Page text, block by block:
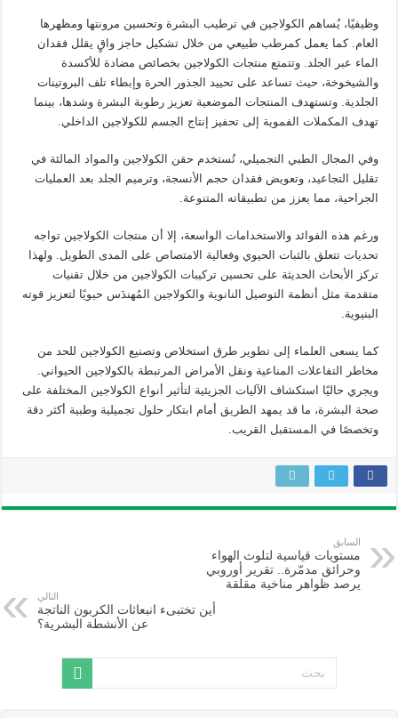
وظيفيًا، يُساهم الكولاجين في ترطيب البشرة وتحسين مرونتها ومظهرها
العام. كما يعمل كمرطب طبيعي من خلال تشكيل حاجز واقٍ يقلل فقدان
الماء عبر الجلد. وتتمتع منتجات الكولاجين بخصائص مضادة للأكسدة
والشيخوخة، حيث تساعد على تحييد الجذور الحرة وإبطاء تلف البروتينات
الجلدية. وتستهدف المنتجات الموضعية تعزيز رطوبة البشرة وشدها، بينما
تهدف المكملات الفموية إلى تحفيز إنتاج الجسم للكولاجين الداخلي.
وفي المجال الطبي التجميلي، تُستخدم حقن الكولاجين والمواد المالئة في
تقليل التجاعيد، وتعويض فقدان حجم الأنسجة، وترميم الجلد بعد العمليات
الجراحية، مما يعزز من تطبيقاته المتنوعة.
ورغم هذه الفوائد والاستخدامات الواسعة، إلا أن منتجات الكولاجين تواجه
تحديات تتعلق بالثبات الحيوي وفعالية الامتصاص على المدى الطويل. ولهذا
تركز الأبحاث الحديثة على تحسين تركيبات الكولاجين من خلال تقنيات
متقدمة مثل أنظمة التوصيل النانوية والكولاجين المُهندَس حيويًا لتعزيز قوته
البنيوية.
كما يسعى العلماء إلى تطوير طرق استخلاص وتصنيع الكولاجين للحد من
مخاطر التفاعلات المناعية ونقل الأمراض المرتبطة بالكولاجين الحيواني.
ويجري حاليًا استكشاف الآليات الجزيئية لتأثير أنواع الكولاجين المختلفة على
صحة البشرة، ما قد يمهد الطريق أمام ابتكار حلول تجميلية وطبية أكثر دقة
وتخصصًا في المستقبل القريب.
السابق
مستويات قياسية لتلوث الهواء
وحرائق مدمّرة.. تقرير أوروبي
يرصد ظواهر مناخية مقلقة
التالي
أين تختبىء انبعاثات الكربون الناتجة
عن الأنشطة البشرية؟